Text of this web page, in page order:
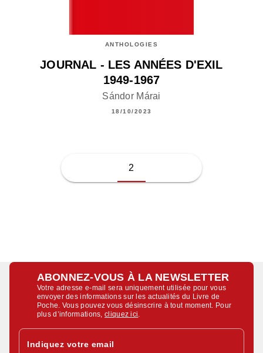
ANTHOLOGIES
JOURNAL - LES ANNÉES D'EXIL
1949-1967
Sándor Márai
18/10/2023
2
ABONNEZ-VOUS À LA NEWSLETTER
Votre adresse e-mail sera uniquement utilisée pour vous
envoyer des informations sur les actualités du Livre de
Poche. Vous pouvez vous désinscrire à tout moment. Pour
plus d’informations,cliquez ici
Indiquez votre email